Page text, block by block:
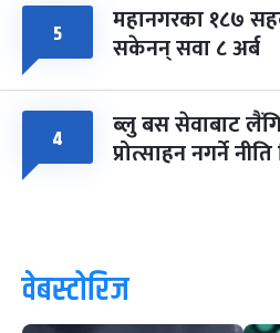
५ महानगरका १८७
सकेनन् सवा ८ अर्ब
४ ब्लु बस सेवाबाट
प्रोत्साहन नगर्ने
वेबस्टोरिज